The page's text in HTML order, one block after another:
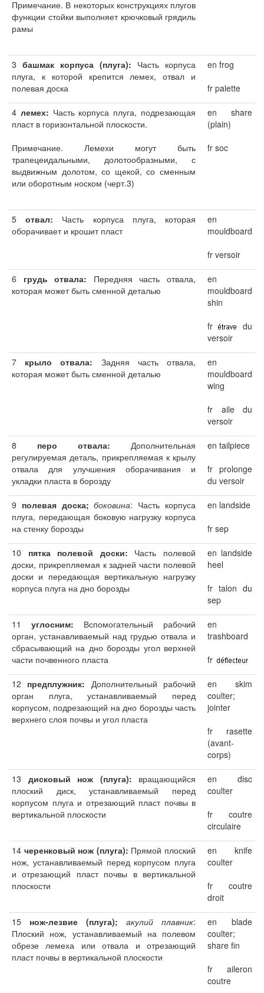
Примечание. В некоторых конструкциях плугов
функции стойки выполняет крючковый грядиль
рамы
3 башмак корпуса (плуга): Часть корпуса
плуга, к которой крепится лемех, отвал и
полевая доска
en frog
fr palette
4 лемех: Часть корпуса плуга, подрезающая
пласт в горизонтальной плоскости.
Примечание. Лемехи могут быть
трапецеидальными, долотообразными, с
выдвижным долотом, со щекой, со сменным
или оборотным носком (черт.3)
en share
(plain)
fr soc
5отвал: Часть корпуса плуга, которая
оборачивает и крошит пласт
en
mouldboard
fr versoir
6 грудь отвала: Передняя часть отвала,
которая может быть сменной деталью
en
mouldboard
shin
fr
du
versoir
7 крыло отвала: Задняя часть отвала,
которая может быть сменной деталью
en
mouldboard
wing
fr aile du
versoir
8 перо отвала: Дополнительная
регулируемая деталь, прикрепляемая к крылу
отвала для улучшения оборачивания и
укладки пласта в борозду
en tailpiece
fr prolonge
du versoir
9 полевая доска; боковина: Часть корпуса
плуга, передающая боковую нагрузку корпуса
на стенку борозды
en landside
fr sep
10 пятка полевой доски: Часть полевой
доски, прикрепляемая к задней части полевой
доски и передающая вертикальную нагрузку
корпуса плуга на дно борозды
en landside
heel
fr talon du
sep
11 углосним: Вспомогательный рабочий
орган, устанавливаемый над грудью отвала и
сбрасывающий на дно борозды угол верхней
части почвенного пласта
en
trashboard
fr
12 предплужник: Дополнительный рабочий
орган плуга, устанавливаемый перед
корпусом, подрезающий на дно борозды часть
верхнего слоя почвы и угол пласта
en skim
coulter;
jointer
fr rasette
(avant-
corps)
13 дисковый нож (плуга): вращающийся
плоский диск, устанавливаемый перед
корпусом плуга и отрезающий пласт почвы в
вертикальной плоскости
en disc
coulter
fr coutre
circulaire
14 черенковый нож (плуга): Прямой плоский
нож, устанавливаемый перед корпусом плуга
и отрезающий пласт почвы в вертикальной
плоскости
en knife
coulter
fr coutre
droit
15 нож-лезвие (плуга); акулий плавник:
Плоский нож, устанавливаемый на полевом
обрезе лемеха или отвала и отрезающий
пласт почвы в вертикальной плоскости
en blade
coulter;
share fin
fr aileron
coutre